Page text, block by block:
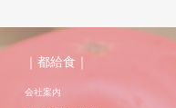
｜都給食｜
会社案内